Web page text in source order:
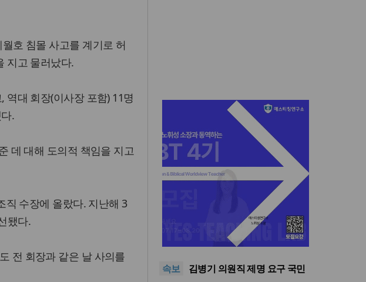
호 침몰 사고를 계기로 허
지고 물러났다.
역대 회장(이사장 포함) 11명
.
데 대해 도의적 책임을 지고
직 수장에 올랐다. 지난해 3
됐다.
전 회장과 같은 날 사의를
속보
기감 이대위, 감신대 도서관에
퀴어서적 ‘별도 부스’ 마련 조치
2026년 상반기 탈북민 입국 63
소
라’ 일부 활동 중단… “중대한 사
김병기 의원직 제명 요구 국민